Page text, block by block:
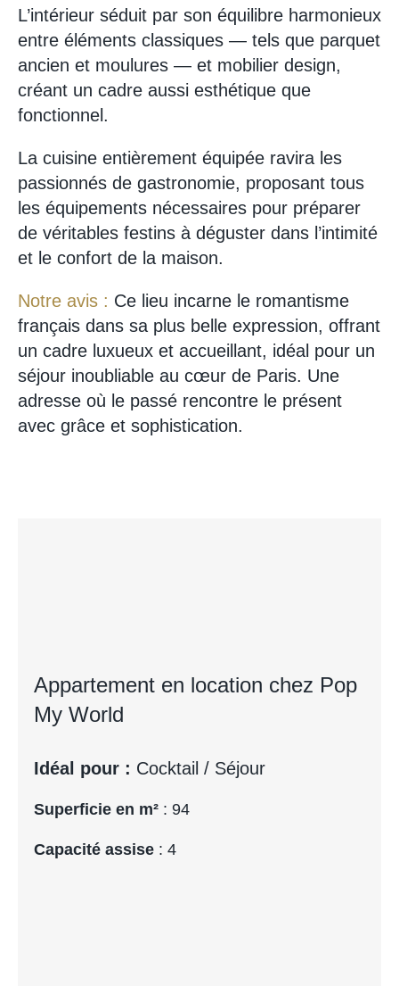
L’intérieur séduit par son équilibre harmonieux
entre éléments classiques — tels que parquet
ancien et moulures — et mobilier design,
créant un cadre aussi esthétique que
fonctionnel.
La cuisine entièrement équipée ravira les
passionnés de gastronomie, proposant tous
les équipements nécessaires pour préparer
de véritables festins à déguster dans l’intimité
et le confort de la maison.
Notre avis : Ce lieu incarne le romantisme
français dans sa plus belle expression, offrant
un cadre luxueux et accueillant, idéal pour un
séjour inoubliable au cœur de Paris. Une
adresse où le passé rencontre le présent
avec grâce et sophistication.
Appartement en location chez Pop
My World
Idéal pour : Cocktail / Séjour
Superficie en m² : 94
Capacité assise : 4